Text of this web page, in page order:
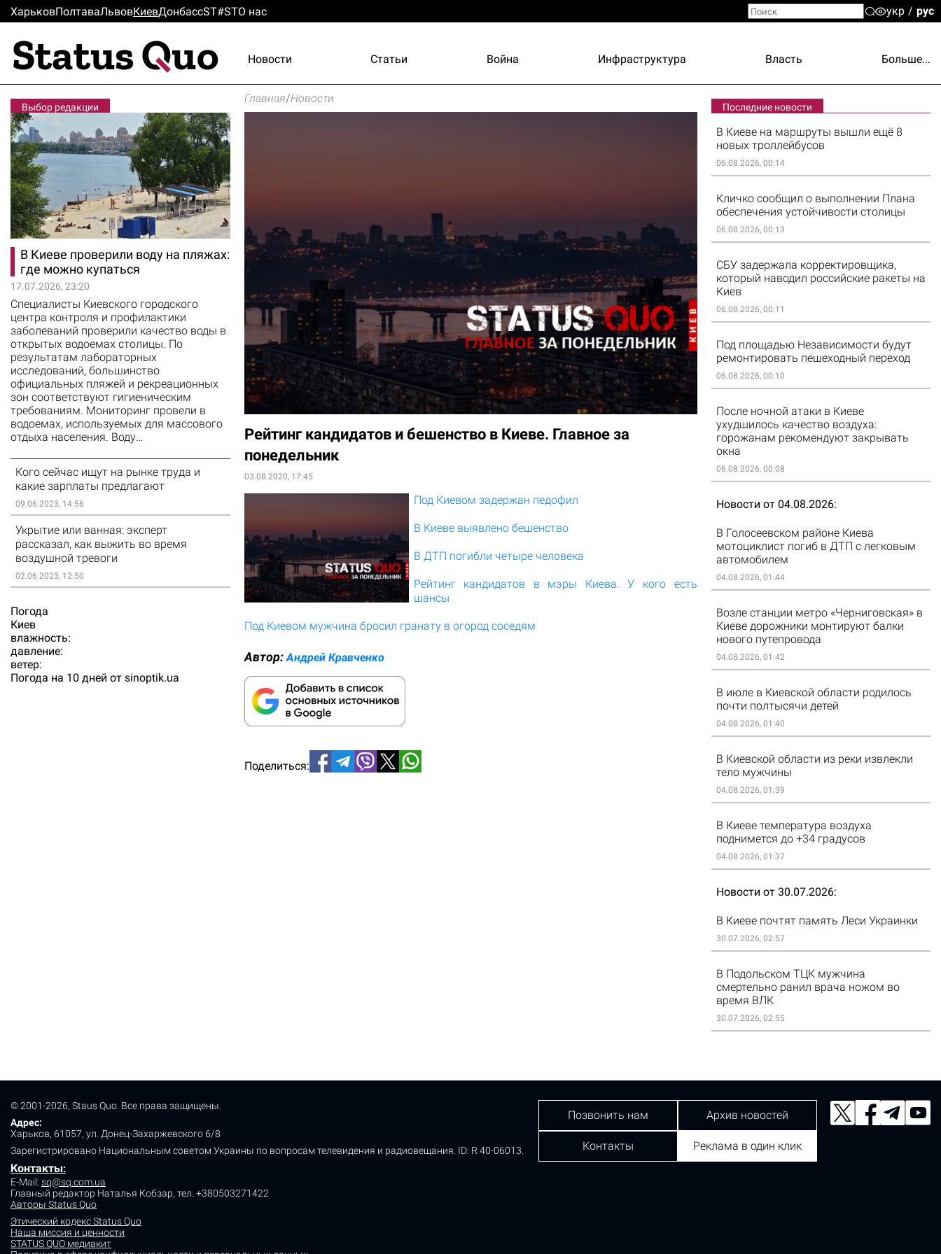
ХарьковПолтаваЛьвовКиевДонбассST#STО нас укр рус
Новости Статьи Война Инфраструктура Власть Больше...
Выбор редакции
В Киеве проверили воду на пляжах:
где можно купаться
17.07.2026, 23:20
Специалисты Киевского городского
центра контроля и профилактики
заболеваний проверили качество воды в
открытых водоемах столицы. По
результатам лабораторных
исследований, большинство
официальных пляжей и рекреационных
зон соответствуют гигиеническим
требованиям. Мониторинг провели в
водоемах, используемых для массового
отдыха населения. Воду…
Кого сейчас ищут на рынке труда и
какие зарплаты предлагают
09.06.2023, 14:56
Укрытие или ванная: эксперт
рассказал, как выжить во время
воздушной тревоги
02.06.2023, 12:50
Погода
Киев
влажность:
давление:
ветер:
Погода на 10 дней от sinoptik.ua
Главная/Новости
Рейтинг кандидатов и бешенство в Киеве. Главное за
понедельник
03.08.2020, 17:45
Под Киевом задержан педофил
В Киеве выявлено бешенство
В ДТП погибли четыре человека
Рейтинг кандидатов в мэры Киева. У кого есть
шансы
Под Киевом мужчина бросил гранату в огород соседям
Автор: Андрей Кравченко
Поделиться:
Последние новости
В Киеве на маршруты вышли ещё 8
новых троллейбусов
06.08.2026, 00:14
Кличко сообщил о выполнении Плана
обеспечения устойчивости столицы
06.08.2026, 00:13
СБУ задержала корректировщика,
который наводил российские ракеты на
Киев
06.08.2026, 00:11
Под площадью Независимости будут
ремонтировать пешеходный переход
06.08.2026, 00:10
После ночной атаки в Киеве
ухудшилось качество воздуха:
горожанам рекомендуют закрывать
окна
06.08.2026, 00:08
Новости от 04.08.2026
В Голосеевском районе Киева
мотоциклист погиб в ДТП с легковым
автомобилем
04.08.2026, 01:44
Возле станции метро «Черниговская» в
Киеве дорожники монтируют балки
нового путепровода
04.08.2026, 01:42
В июле в Киевской области родилось
почти полтысячи детей
04.08.2026, 01:40
В Киевской области из реки извлекли
тело мужчины
04.08.2026, 01:39
В Киеве температура воздуха
поднимется до +34 градусов
04.08.2026, 01:37
Новости от 30.07.2026
В Киеве почтят память Леси Украинки
30.07.2026, 02:57
В Подольском ТЦК мужчина
смертельно ранил врача ножом во
время ВЛК
30.07.2026, 02:55
© 2001-2026, Staus Quo. Все права защищены.
Адрес:
Харьков, 61057, ул. Донец-Захаржевского 6/8
Зарегистрировано Национальным советом Украины по вопросам телевидения и радиовещания. ID: R 40-06013.
Контакты:
E-Mail: sq@sq.com.ua
Главный редактор Наталья Кобзар, тел. +380503271422
Авторы Status Quo
Этический кодекс Status Quo
Наша миссия и ценности
STATUS QUO медиакит
Позвонить нам Архив новостей
Контакты Реклама в один клик